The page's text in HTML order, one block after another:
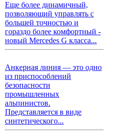
Еще более динамичный,
позволяющий управлять с
большей точностью и
гораздо более комфортный -
новый Mercedes G класса...
Анкерная линия — это одно
из приспособлений
безопасности
промышленных
альпинистов.
Представляется в виде
синтетического...